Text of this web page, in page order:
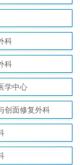
科
科
学中心
创面修复外科